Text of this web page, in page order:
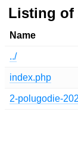
Listing of
Name
../
index.php
2-polugodie-